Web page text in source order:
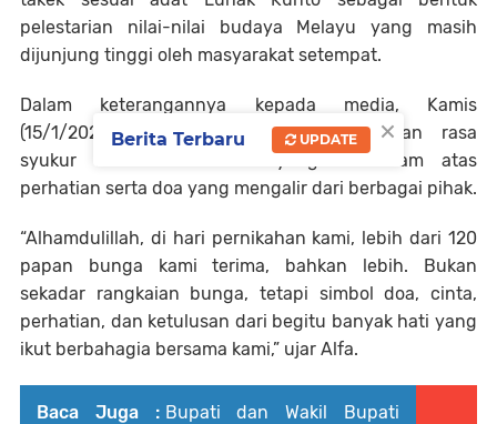
pelestarian nilai-nilai budaya Melayu yang masih
dijunjung tinggi oleh masyarakat setempat.
Dalam keterangannya kepada media, Kamis
(15/1/2026), Alfa Syahputra menyampaikan rasa
syukur dan terima kasih yang mendalam atas
perhatian serta doa yang mengalir dari berbagai pihak.
“Alhamdulillah, di hari pernikahan kami, lebih dari 120
papan bunga kami terima, bahkan lebih. Bukan
sekadar rangkaian bunga, tetapi simbol doa, cinta,
perhatian, dan ketulusan dari begitu banyak hati yang
ikut berbahagia bersama kami,” ujar Alfa.
Baca Juga : Bupati dan Wakil Bupati
×
Berita Terbaru UPDATE